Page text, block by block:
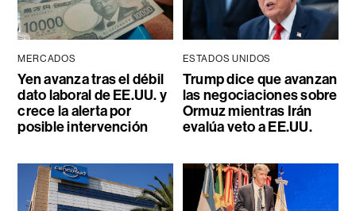
MERCADOS
Yen avanza tras el débil
dato laboral de EE.UU. y
crece la alerta por
posible intervención
ESTADOS UNIDOS
Trump dice que avanzan
las negociaciones sobre
Ormuz mientras Irán
evalúa veto a EE.UU.